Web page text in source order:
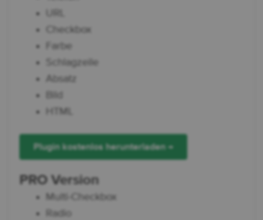
Checkbox
Farbe
Schlagzeile
Absatz
HTML
Plugin kostenlos herunterladen →
PRO Version
Multi-Checkbox
Radio